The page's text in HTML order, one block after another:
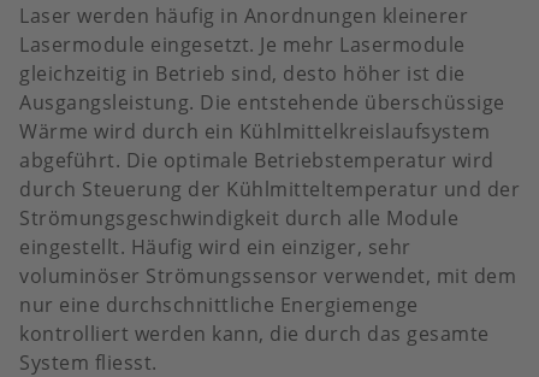
Laser werden häufig in Anordnungen kleinerer
Lasermodule eingesetzt. Je mehr Lasermodule
gleichzeitig in Betrieb sind, desto höher ist die
Ausgangsleistung. Die entstehende überschüssige
Wärme wird durch ein Kühlmittelkreislaufsystem
abgeführt. Die optimale Betriebstemperatur wird
durch Steuerung der Kühlmitteltemperatur und der
Strömungsgeschwindigkeit durch alle Module
eingestellt. Häufig wird ein einziger, sehr
voluminöser Strömungssensor verwendet, mit dem
nur eine durchschnittliche Energiemenge
kontrolliert werden kann, die durch das gesamte
System fliesst.